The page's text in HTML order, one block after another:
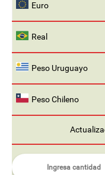
Euro
Real
Peso Uruguayo
Peso Chileno